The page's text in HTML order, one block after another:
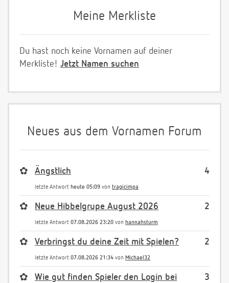
Meine Merkliste
Du hast noch keine Vornamen auf deiner
Merkliste! Jetzt Namen suchen
Neues aus dem Vornamen Forum
4
✿ Ängstlich
letzte Antwort heute 05:09 von tragicimpa
2
✿ Neue Hibbelgrupe August 2026
letzte Antwort 07.08.2026 23:20 von hannahsturm
2
✿ Verbringst du deine Zeit mit Spielen?
letzte Antwort 07.08.2026 21:34 von Michael32
3
✿
Wie gut finden Spieler den Login bei